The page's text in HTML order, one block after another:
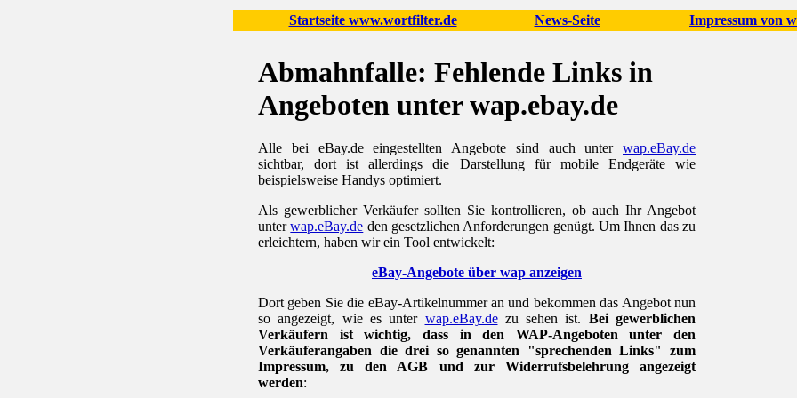
Startseite www.wortfilter.de News-Seite Impressum von
Abmahnfalle: Fehlende Links in
Angeboten unter wap.ebay.de
Alle bei eBay.de eingestellten Angebote sind auch unter wap.eBay.de
sichtbar, dort ist allerdings die Darstellung für mobile Endgeräte wie
beispielsweise Handys optimiert.
Als gewerblicher Verkäufer sollten Sie kontrollieren, ob auch Ihr Angebot
unterwap.eBay.de den gesetzlichen Anforderungen genügt. Um Ihnen das zu
erleichtern, haben wir ein Tool entwickelt:
eBay-Angebote über wap anzeigen
Dort geben Sie die eBay-Artikelnummer an und bekommen das Angebot nun
so angezeigt, wie es unter wap.eBay.dezu sehen ist. Bei gewerblichen
Verkäufern ist wichtig, dass in den WAP-Angeboten unter den
Verkäuferangaben die drei so genannten "sprechenden Links" zum
Impressum, zu den AGB und zur Widerrufsbelehrung angezeigt
werden: